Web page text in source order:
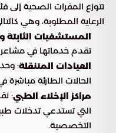
تتوزع المقرات الصحية إلى
الرعاية المطلوبة، وهي
المستشفيات الثابتة
تقدم خدماتها في مشاعر
العيادات المتنقلة:
الحالات الطارئة مباشرة
مراكز الإخلاء الطبي:
التي تستدعي تدخلات
التخصصية.